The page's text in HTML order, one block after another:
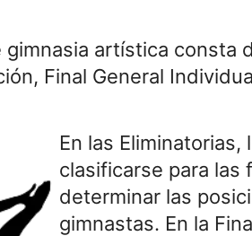
gimnasia artística consta
Final General
En las
clasificarse para las
determinar las
gimnastas. En la